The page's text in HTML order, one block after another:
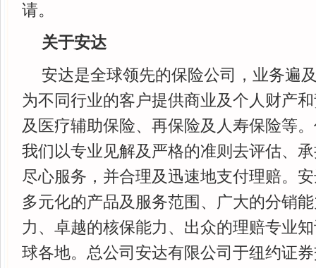
请。
关于安达
安达是全球领先的保险公司，业务遍
为不同行业的客户提供商业及个人财产
及医疗辅助保险、再保险及人寿保险等
我们以专业见解及严格的准则去评估、
尽心服务，并合理及迅速地支付理赔。
多元化的产品及服务范围、广大的分销
力、卓越的核保能力、出众的理赔专业
球各地。总公司安达有限公司于纽约证